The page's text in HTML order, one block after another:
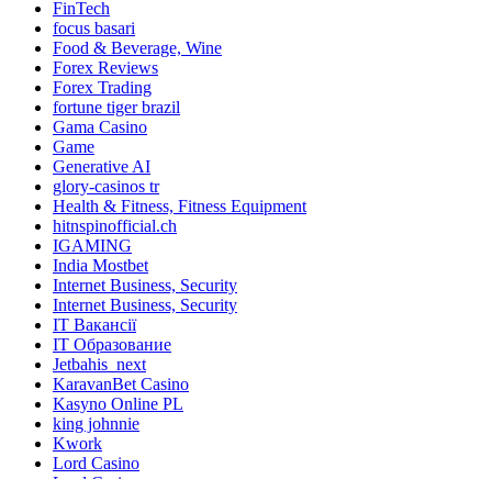
FinTech
focus basari
Food & Beverage, Wine
Forex Reviews
Forex Trading
fortune tiger brazil
Gama Casino
Game
Generative AI
glory-casinos tr
Health & Fitness, Fitness Equipment
hitnspinofficial.ch
IGAMING
India Mostbet
Internet Business, Security
Internet Business, Security
IT Вакансії
IT Образование
Jetbahis_next
KaravanBet Casino
Kasyno Online PL
king johnnie
Kwork
Lord Casino